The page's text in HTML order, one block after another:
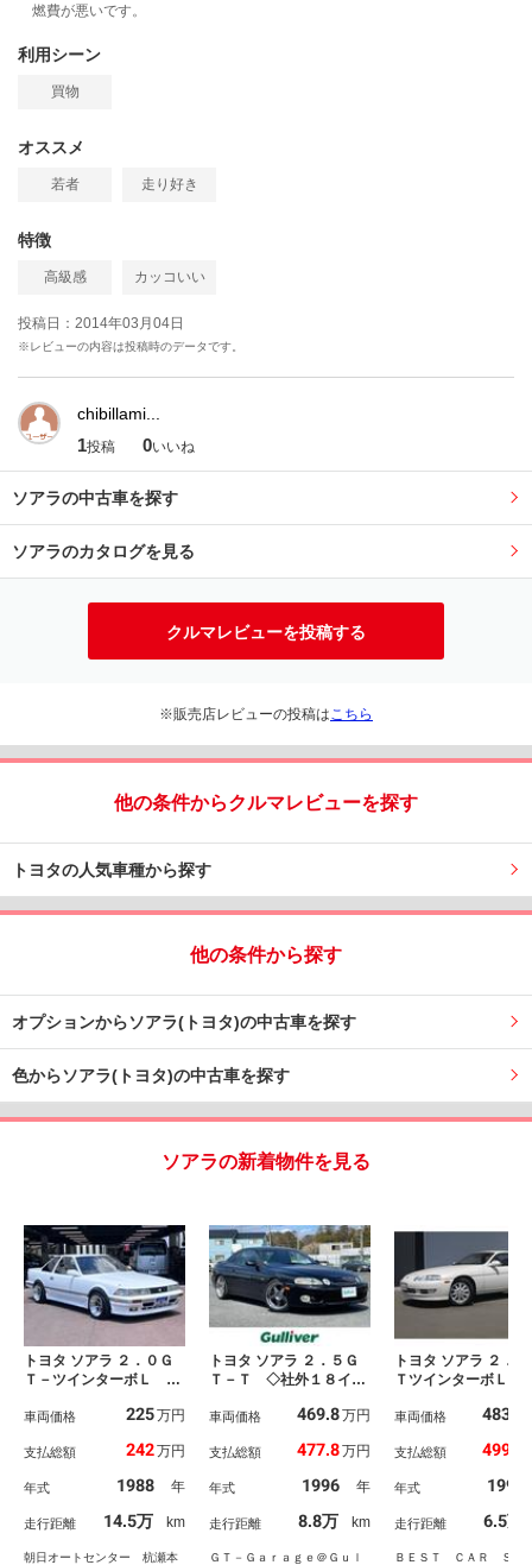
燃費が悪いです。
利用シーン
買物
オススメ
若者 走り好き
特徴
高級感 カッコいい
投稿日：2014年03月04日
※レビューの内容は投稿時のデータです。
chibillami...
1投稿 0いいね
ソアラの中古車を探す
ソアラのカタログを見る
クルマレビューを投稿する
※販売店レビューの投稿は こちら
他の条件からクルマレビューを探す
トヨタの人気車種から探す
他の条件から探す
オプションからソアラ(トヨタ)の中古車を探す
色からソアラ(トヨタ)の中古車を探す
ソアラの新着物件を見る
トヨタ ソアラ ２．０Ｇ
Ｔ－ツインターボＬ 直
アロ オーバーフェンダ
チＡＷ ＫＴＳ車高調
ンクスポイラー ＨＩＤ
ヘッド パワーシート
ナルディステア 社外エ
アクリ タワーバー
車両価格 225万円
支払総額 242万円
年式 1988 年
走行距離 14.5万 km
朝日オートセンター 杭瀬本
トヨタ ソアラ ２．５Ｇ
Ｔ－Ｔ ◇社外１８イン
ＴＥＩＮ車高調◇Ａ’ｐｅ
ｘｉＦＣコマンダー◇Ｈ
ー◇ＨＰＩエアクリーナ
車両価格 469.8万円
支払総額 477.8万円
年式 1996 年
走行距離 8.8万 km
ＧＴ－Ｇａｒａｇｅ＠Ｇｕｌ
トヨタ ソアラ ２．
ＴツインターボＬ
（１ＪＺ－ＧＴＥ
電動シート レザー
トロール １６イン
ルミホイール リア
イラー オートエア
ン オートライト
車両価格 483.6
支払総額 499.8
年式 1991
走行距離 6.5万
ＢＥＳＴ ＣＡＲ ＳＨ